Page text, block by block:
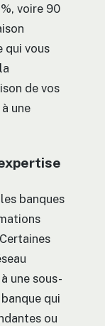
voire 90
qui vous
de vos
une
banques
une sous-
qui
ou